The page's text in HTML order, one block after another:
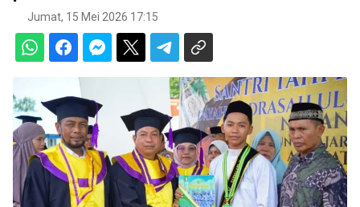
Jumat, 15 Mei 2026 17:15